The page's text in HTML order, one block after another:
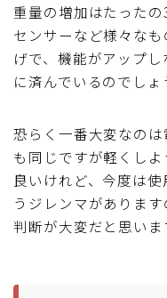
重量の増加はたった
センサーなど様々な
げで、機能がアップ
に済んでいるのでしょ
恐らく一番大変なの
も同じですが軽くし
良いけれど、今度は
うジレンマがありま
判断が大変だと思いま